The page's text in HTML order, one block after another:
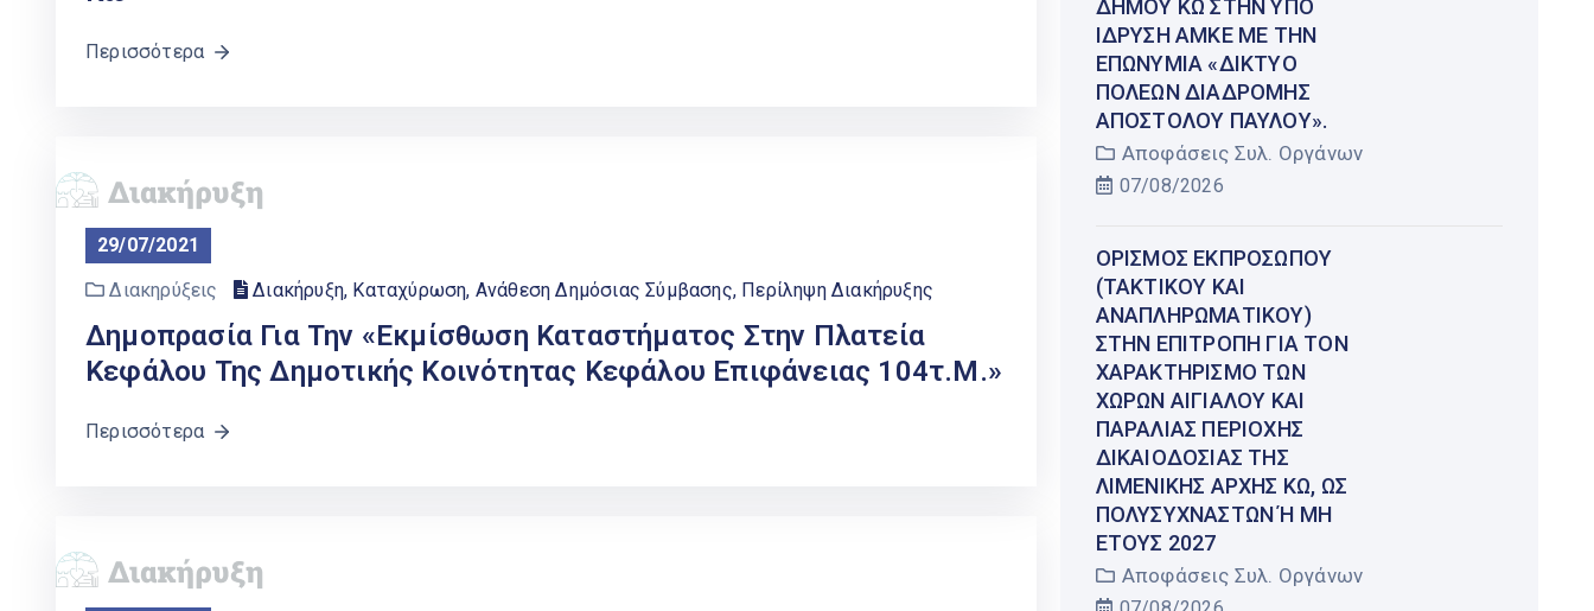
Περισσότερα
29/07/2021
Διακηρύξεις
Διακήρυξη, Καταχύρωση, Ανάθεση Δημόσιας Σύμβασης, Περίληψη Διακήρυξης
Δημοπρασία Για Την «Εκμίσθωση Καταστήματος Στην Πλατεία
Κεφάλου Της Δημοτικής Κοινότητας Κεφάλου Επιφάνειας 104τ.μ.»
Περισσότερα
ΔΉΜΟΥ ΚΩ ΣΤΗΝ ΥΠΌ
ΊΔΡΥΣΗ ΑΜΚΕ ΜΕ ΤΗΝ
ΕΠΩΝΥΜΊΑ «ΔΊΚΤΥΟ
ΠΌΛΕΩΝ ΔΙΑΔΡΟΜΉΣ
ΑΠΟΣΤΌΛΟΥ ΠΑΎΛΟΥ».
Αποφάσεις Συλ. Οργάνων
07/08/2026
ΟΡΙΣΜΌΣ ΕΚΠΡΟΣΏΠΟΥ
(ΤΑΚΤΙΚΟΎ ΚΑΙ
ΑΝΑΠΛΗΡΩΜΑΤΙΚΟΎ)
ΣΤΗΝ ΕΠΙΤΡΟΠΉ ΓΙΑ ΤΟΝ
ΧΑΡΑΚΤΗΡΙΣΜΌ ΤΩΝ
ΧΏΡΩΝ ΑΙΓΙΑΛΟΎ ΚΑΙ
ΠΑΡΑΛΊΑΣ ΠΕΡΙΟΧΉΣ
ΔΙΚΑΙΟΔΟΣΊΑΣ ΤΗΣ
ΛΙΜΕΝΙΚΉΣ ΑΡΧΉΣ ΚΩ, ΩΣ
ΠΟΛΥΣΎΧΝΑΣΤΩΝ Ή ΜΗ Έ
ΤΟΥΣ 2027
Αποφάσεις Συλ. Οργάνων